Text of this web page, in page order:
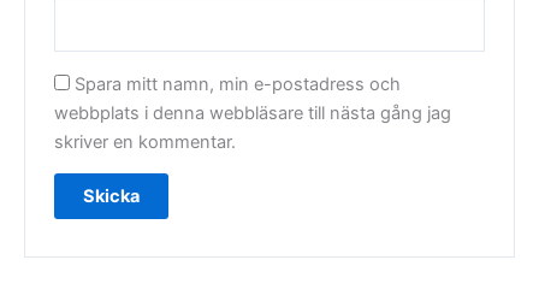
Spara mitt namn, min e-postadress och
webbplats i denna webbläsare till nästa gång jag
skriver en kommentar.